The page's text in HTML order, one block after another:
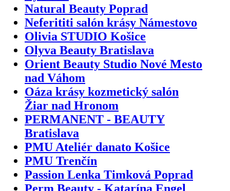
Natural Beauty Poprad
Neferititi salón krásy Námestovo
Olivia STUDIO Košice
Olyva Beauty Bratislava
Orient Beauty Studio Nové Mesto
nad Váhom
Oáza krásy kozmetický salón
Žiar nad Hronom
PERMANENT - BEAUTY
Bratislava
PMU Ateliér danato Košice
PMU Trenčín
Passion Lenka Timková Poprad